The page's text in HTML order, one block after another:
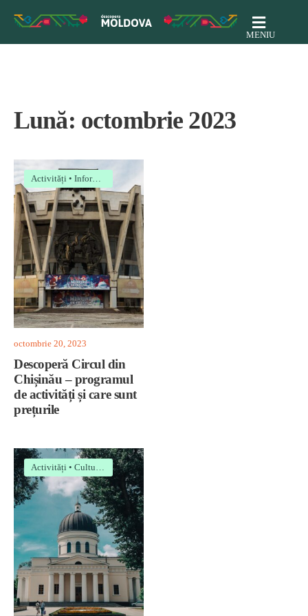
MENIU
Lună: octombrie 2023
Activități • Informații utile
octombrie 20, 2023
Descoperă Circul din
Chișinău – programul
de activități și care sunt
prețurile
Activități • Cultură • Evenimente